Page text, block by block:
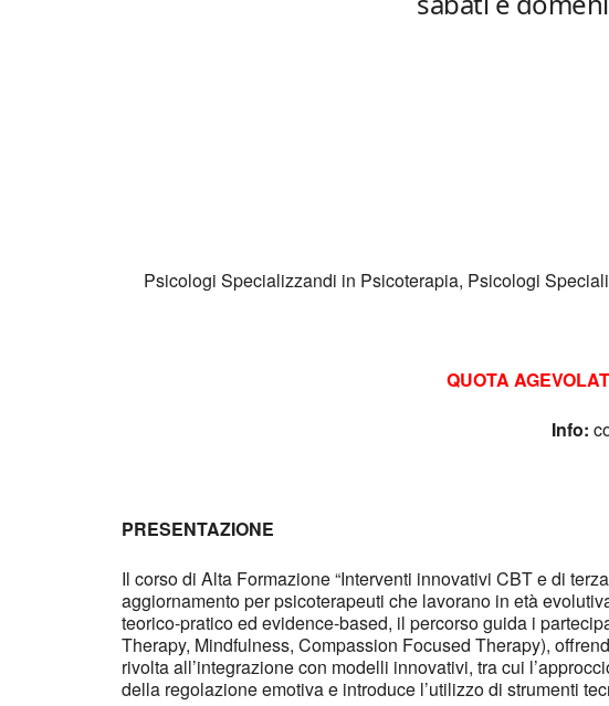
Psicologi Specializzandi in Psicoterapia, Psicologi
QUOTA
Info:
PRESENTAZIONE
Il corso di Alta Formazione “Interventi innovativi CBT e di
aggiornamento per psicoterapeuti che lavorano in età
teorico-pratico ed evidence-based, il percorso guida i
Therapy, Mindfulness, Compassion Focused Therapy),
rivolta all’integrazione con modelli innovativi, tra cui
della regolazione emotiva e introduce l’utilizzo di strumenti